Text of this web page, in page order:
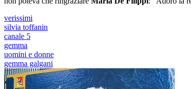
verissimi
silvia toffanin
canale 5
gemma
uomini e donne
gemma galgani